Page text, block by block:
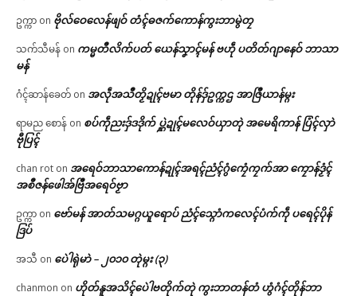
ဥက္ကာ on ဗိုလ်ဝေလေန်ဖျဝ် တံၚ်ဓဇက်ကောန်ကွးဘာမွဲတၠ
သက်သီမန် on ကမ္မတဳလိက်ပတ် ယေန်သၞာၚ်မန် ဗဟဵု ပတိတ်ဂျာနေဝ် ဘာသာ
မန်
ဂံၚ်ဆာန်ခေတ် on အလဵုအသဳတၟိဍုၚ်ဗမာ တိုန်ဒှ်ဥက္ကဌ အာဇြဳယာန်မ္ဂး
ရာမည စောန် on စပ်ကဵုညးဒှ်ဒဒိုက် ပ္ဋဲဍုၚ်မလေဝ်ယှာတုဲ အမေရိကာန် ပြံၚ်လှာဲ
ဗီုပြၚ်
chan rot on အရေဝ်ဘာသာကောန်ဍုၚ်အရၚ်ညံၚ်ဂွံကၠေံကၠက်အာ ကၠောန်ဒၟံၚ်
အစဳဇန်ဖေါအ်ဗြဳအရေဝ်ဗၟာ
ဥက္ကာ on ဗော်မန် အာတ်သမဂ္ဂယူရောပ် ညံၚ်သ္ဂောံကလေၚ်ပံက်ကဵု ပရေၚ်ပိုန်
ဒြပ်
အသီ on ပေဲါရုဲမာဲ – ၂၀၁၀ တုဲမ္ဂး (၃)
chanmon on ဟိုတ်နူအသိၚ်ပေဲါဗတိုက်တုဲ ကွးဘာတန်တံ ဟွံဂံၚ်တိုန်ဘာ